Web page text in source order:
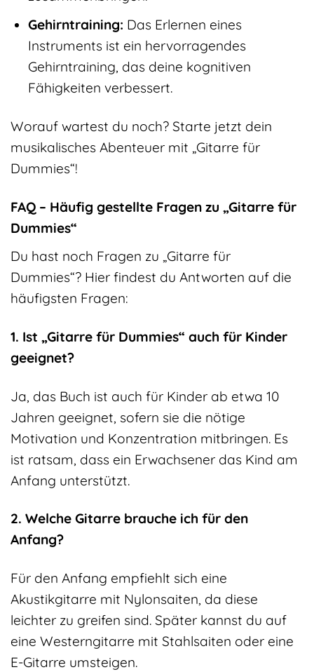
Gehirntraining: Das Erlernen eines
Instruments ist ein hervorragendes
Gehirntraining, das deine kognitiven
Fähigkeiten verbessert.
Worauf wartest du noch? Starte jetzt dein
musikalisches Abenteuer mit „Gitarre für
Dummies“!
FAQ – Häufig gestellte Fragen zu „Gitarre für
Dummies“
Du hast noch Fragen zu „Gitarre für
Dummies“? Hier findest du Antworten auf die
häufigsten Fragen:
1. Ist „Gitarre für Dummies“ auch für Kinder
geeignet?
Ja, das Buch ist auch für Kinder ab etwa 10
Jahren geeignet, sofern sie die nötige
Motivation und Konzentration mitbringen. Es
ist ratsam, dass ein Erwachsener das Kind am
Anfang unterstützt.
2. Welche Gitarre brauche ich für den
Anfang?
Für den Anfang empfiehlt sich eine
Akustikgitarre mit Nylonsaiten, da diese
leichter zu greifen sind. Später kannst du auf
eine Westerngitarre mit Stahlsaiten oder eine
E-Gitarre umsteigen.